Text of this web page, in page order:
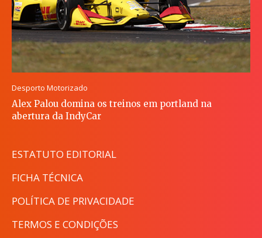
Desporto Motorizado
Alex Palou domina os treinos em portland na
abertura da IndyCar
ESTATUTO EDITORIAL
FICHA TÉCNICA
POLÍTICA DE PRIVACIDADE
TERMOS E CONDIÇÕES